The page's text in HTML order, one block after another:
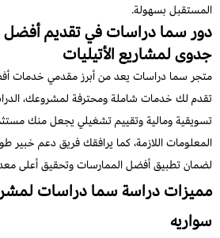
المستقبل بسهولة.
دور سما دراسات في تقديم
جدوى لمشاريع الأتيليات
متجر سما دراسات يعد من أبرز مقدمي خدمات
تقدم لك خدمات شاملة ومحترفة لمشروعك،
تسويقية ومالية وتقييم تشغيلي يجعل منك
المعلومات اللازمة، كما يرافقك فريق دعم خبير
لضمان تطبيق أفضل الممارسات وتحقيق أعلى
مميزات دراسة سما دراسات
سواريه